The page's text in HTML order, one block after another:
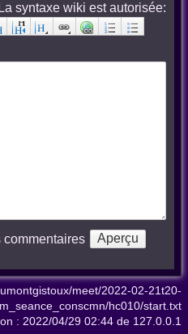
syntaxe wiki est autorisée:
commentaires
meet/2022-02-21t20-
hc010/start.txt
: 2022/04/29 02:44 de 127.0.0.1